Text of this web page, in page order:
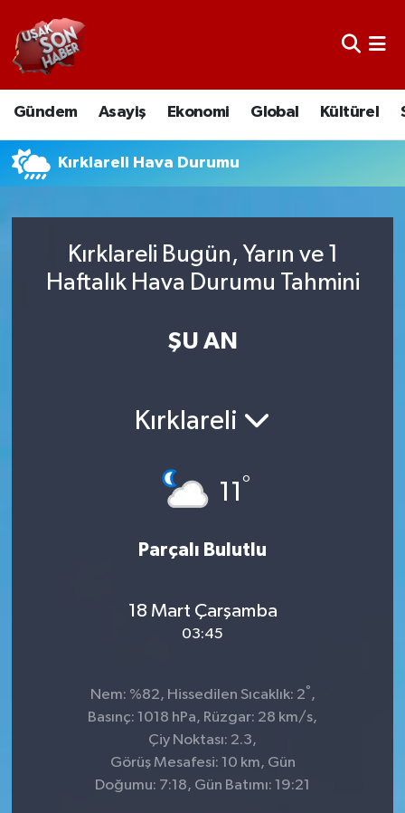
Gündem Asayiş Ekonomi Global Kültürel
Kırklareli Hava Durumu
Kırklareli Bugün, Yarın ve 1
Haftalık Hava Durumu Tahmini
ŞU AN
Kırklareli
11°
Parçalı Bulutlu
18 Mart Çarşamba
03:45
Nem: %82, Hissedilen Sıcaklık: 2° ,
Basınç: 1018 hPa, Rüzgar: 28 km/s,
Çiy Noktası: 2.3,
Görüş Mesafesi: 10 km, Gün
Doğumu: 7:18, Gün Batımı: 19:21
Uşak Nöbetçi Eczaneler
Uşak Hava Durumu
Uşak Namaz Vakitleri
Süper Lig Puan Durumu ve Fikstür
Son Dakika Haberleri